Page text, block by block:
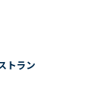
トラン